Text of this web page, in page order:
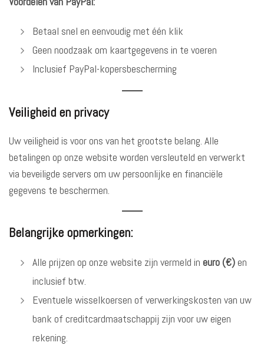
Betaal snel en eenvoudig met één klik
Geen noodzaak om kaartgegevens in te voeren
Inclusief PayPal-kopersbescherming
Veiligheid en privacy
Uw veiligheid is voor ons van het grootste belang. Alle
betalingen op onze website worden versleuteld en verwerkt
via beveiligde servers om uw persoonlijke en financiële
gegevens te beschermen.
Belangrijke opmerkingen:
Alle prijzen op onze website zijn vermeld in euro (€) en
inclusief btw.
Eventuele wisselkoersen of verwerkingskosten van uw
bank of creditcardmaatschappij zijn voor uw eigen
rekening.